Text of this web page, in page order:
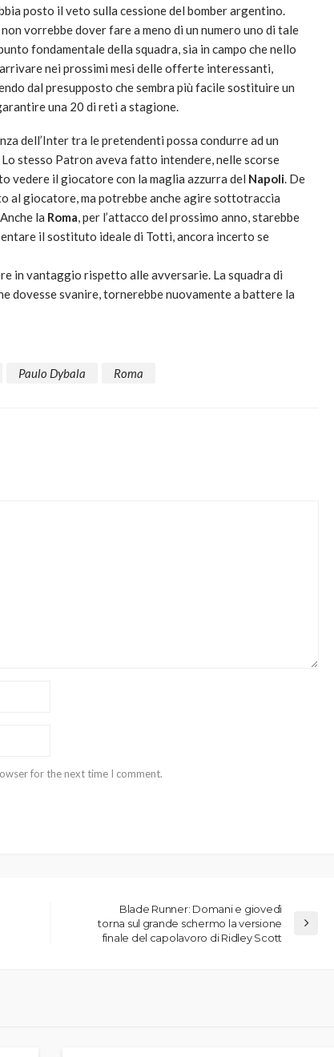
posto il veto sulla cessione del bomber argentino.
vorrebbe dover fare a meno di un numero uno di tale
fondamentale della squadra, sia in campo che nello
nei prossimi mesi delle offerte interessanti,
dal presupposto che sembra più facile sostituire un
una 20 di reti a stagione.
dell’Inter tra le pretendenti possa condurre ad un
stesso Patron aveva fatto intendere, nelle scorse
vedere il giocatore con la maglia azzurra del Napoli. De
al giocatore, ma potrebbe anche agire sottotraccia
la Roma, per l’attacco del prossimo anno, starebbe
il sostituto ideale di Totti, ancora incerto se
in vantaggio rispetto alle avversarie. La squadra di
dovesse svanire, tornerebbe nuovamente a battere la
Paulo Dybala Roma
for the next time I comment.
Blade Runner: Domani e giovedì
torna sul grande schermo la versione
finale del capolavoro di Ridley Scott